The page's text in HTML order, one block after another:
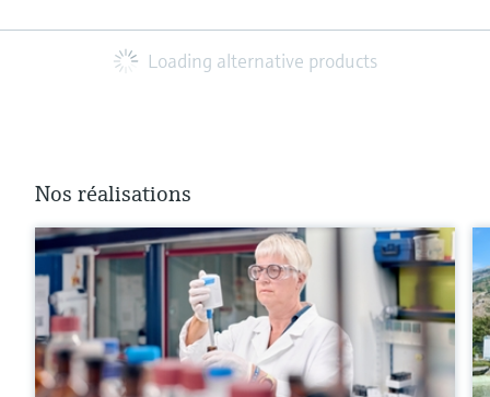
Loading alternative products
Nos réalisations